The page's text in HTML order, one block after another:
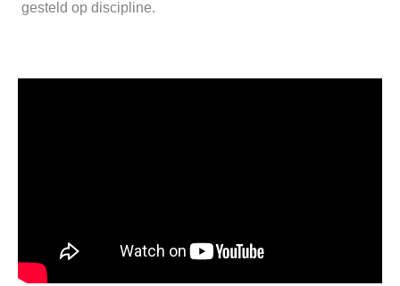
gesteld op discipline.